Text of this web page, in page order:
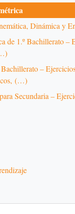
Dinámica y
de 1.º Bachillerato –
–
(…)
Secundaria –